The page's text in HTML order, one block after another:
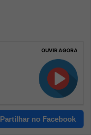
OUVIR AGORA
Partilhar no Facebook